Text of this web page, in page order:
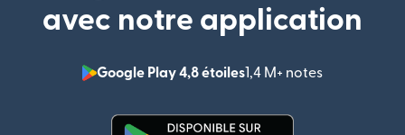
avec notre application
Google Play 4,8 étoiles1,4 M+ notes